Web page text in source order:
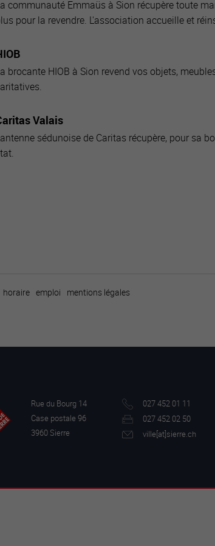
communauté Emmaüs à Sion récupère toute
pour la revendre. L'association accueille et
brocante HIOB à Sion revend vos objets,
Valais
sédunoise de Caritas récupère, pour sa
horaire emploi mentions légales
Rue du Bourg 14
Case postale 96
3960 Sierre
027 452 01 11
027 452 02 50
ville[at]sierre.ch